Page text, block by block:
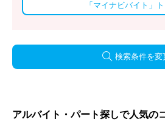
「マイナビバイト」
検索条件を変
アルバイト・パート探しで人気の